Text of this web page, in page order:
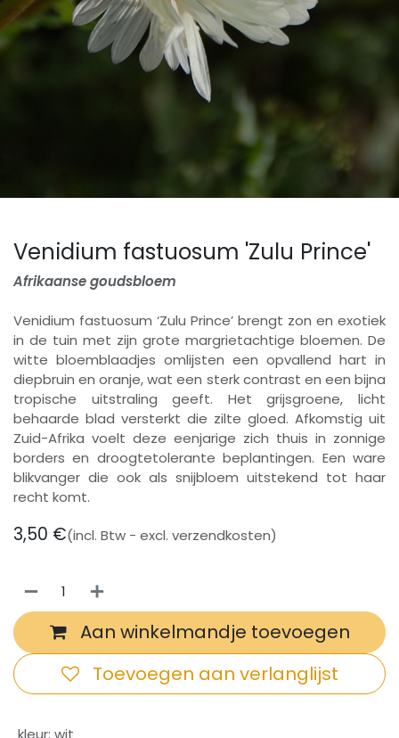
Venidium fastuosum 'Zulu Prince'
Afrikaanse goudsbloem
Venidium fastuosum ‘Zulu Prince’ brengt zon en exotiek
in de tuin met zijn grote margrietachtige bloemen. De
witte bloemblaadjes omlijsten een opvallend hart in
diepbruin en oranje, wat een sterk contrast en een bijna
tropische uitstraling geeft. Het grijsgroene, licht
behaarde blad versterkt die zilte gloed. Afkomstig uit
Zuid-Afrika voelt deze eenjarige zich thuis in zonnige
borders en droogtetolerante beplantingen. Een ware
blikvanger die ook als snijbloem uitstekend tot haar
recht komt.
3,50 €(incl. Btw - excl. verzendkosten)
Aan winkelmandje toevoegen
Toevoegen aan verlanglijst
​kleur: wit